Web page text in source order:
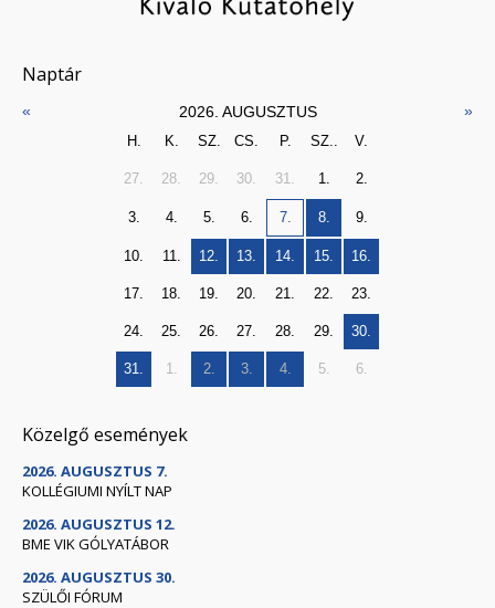
Naptár
« 2026. AUGUSZTUS »
H. K. SZ. CS. P. SZ.. V.
27. 28. 29. 30. 31. 1. 2.
3. 4. 5. 6. 7. 8. 9.
10. 11. 12. 13. 14. 15. 16.
17. 18. 19. 20. 21. 22. 23.
24. 25. 26. 27. 28. 29. 30.
31. 1. 2. 3. 4. 5. 6.
Közelgő események
2026. AUGUSZTUS 7.
KOLLÉGIUMI NYÍLT NAP
2026. AUGUSZTUS 12.
BME VIK GÓLYATÁBOR
2026. AUGUSZTUS 30.
SZÜLŐI FÓRUM